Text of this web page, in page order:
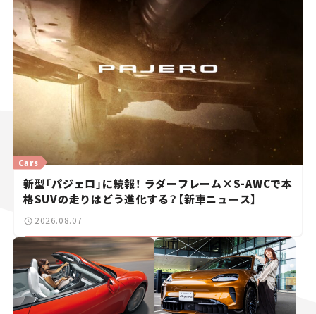
新型「パジェロ」に続報！ ラダーフレーム×S-AWCで本
格SUVの走りはどう進化する？【新車ニュース】
Cars
2026.08.07